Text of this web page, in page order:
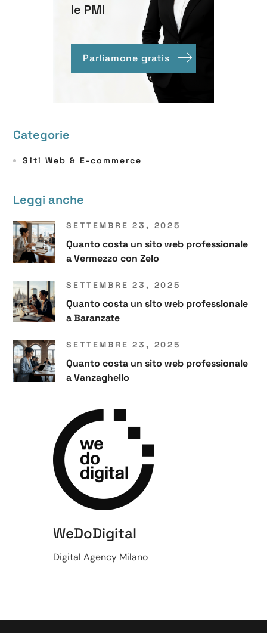
le PMI
Parliamone gratis
Categorie
Siti Web & E-commerce
Leggi anche
SETTEMBRE 23, 2025
Quanto costa un sito web professionale
a Vermezzo con Zelo
SETTEMBRE 23, 2025
Quanto costa un sito web professionale
a Baranzate
SETTEMBRE 23, 2025
Quanto costa un sito web professionale
a Vanzaghello
WeDoDigital
Digital Agency Milano